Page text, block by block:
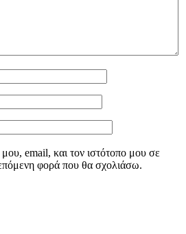
email, και τον ιστότοπο μου σε
φορά που θα σχολιάσω.